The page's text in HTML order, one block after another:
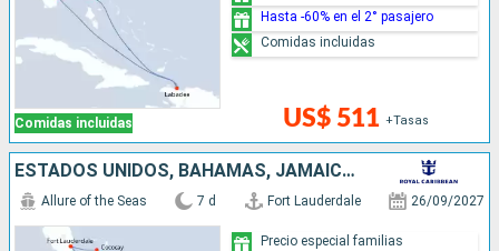
Comidas incluidas US$ 511 +Tasas
Hasta -60% en el 2° pasajero
Comidas incluidas
ESTADOS UNIDOS, BAHAMAS, JAMAICA, HAITI
Allure of the Seas 7 d Fort Lauderdale 26/09/2027
Precio especial familias